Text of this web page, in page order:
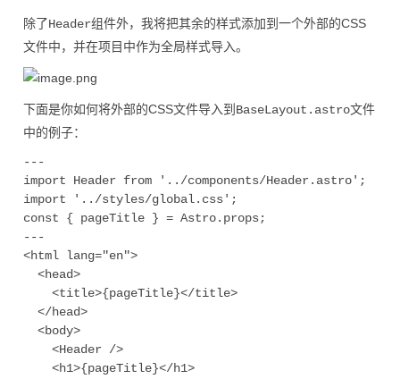
除了Header组件外，我将把其余的样式添加到一个外部的CSS
文件中，并在项目中作为全局样式导入。
下面是你如何将外部的CSS文件导入到 BaseLayout.astro文件
中的例子：
---
import Header from '../components/Header.astro';
import '../styles/global.css';
const { pageTitle } = Astro.props;
---
<html lang="en">
  <head>
    <title>{pageTitle}</title>
  </head>
  <body>
    <Header />
    <h1>{pageTitle}</h1>